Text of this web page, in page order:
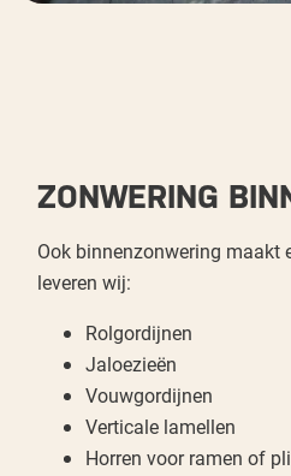
ZONWERING
Ook binnenzonwering maakt
leveren wij:
Rolgordijnen
Jaloezieën
Vouwgordijnen
Verticale lamellen
Horren voor ramen of